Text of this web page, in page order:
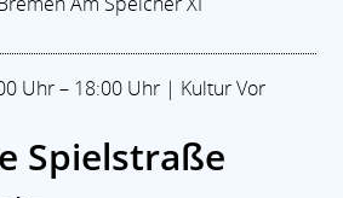
Uhr – 18:00 Uhr | Kultur Vor
Spielstraße